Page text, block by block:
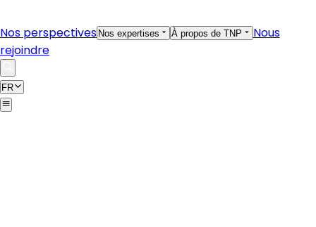
Nos perspectives Nos expertises À propos de TNP
Nous
rejoindre
FR